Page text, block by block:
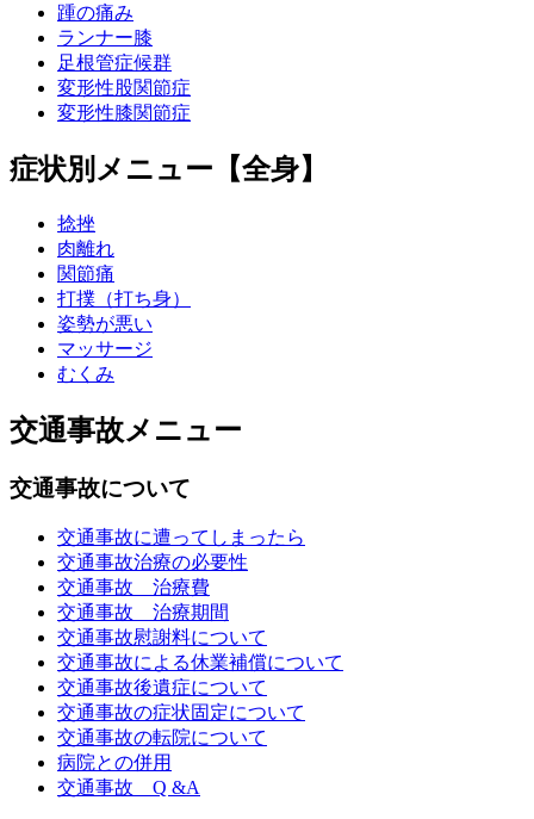
踵の痛み
ランナー膝
足根管症候群
変形性股関節症
変形性膝関節症
症状別メニュー【全身】
捻挫
肉離れ
関節痛
打撲（打ち身）
姿勢が悪い
マッサージ
むくみ
交通事故メニュー
交通事故について
交通事故に遭ってしまったら
交通事故治療の必要性
交通事故 治療費
交通事故 治療期間
交通事故慰謝料について
交通事故による休業補償について
交通事故後遺症について
交通事故の症状固定について
交通事故の転院について
病院との併用
交通事故 Q &A